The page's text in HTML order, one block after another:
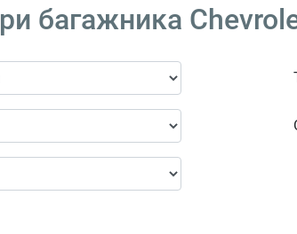
багажника